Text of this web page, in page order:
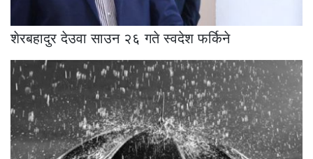
शेरबहादुर देउवा साउन २६ गते स्वदेश फर्किने